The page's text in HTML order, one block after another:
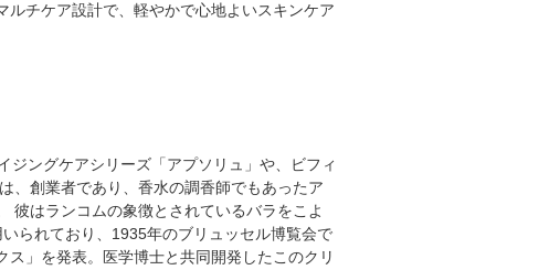
チケア設計で、軽やかで心地よいスキンケア
ングケアシリーズ「アプソリュ」や、ビフィ
、創業者であり、香水の調香師でもあったア
彼はランコムの象徴とされているバラをこよ
られており、1935年のブリュッセル博覧会で
」を発表。医学博士と共同開発したこのクリ